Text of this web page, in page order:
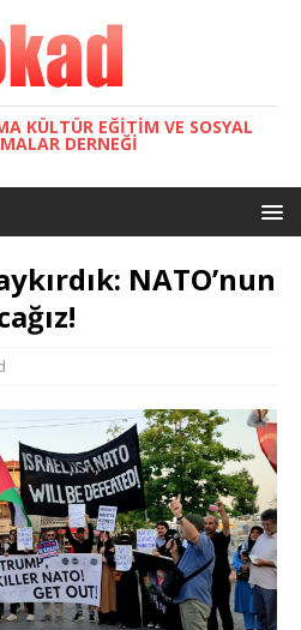
KÜLTÜR EĞITIM VE SOSYAL
DERNEĞI
NATO’nun